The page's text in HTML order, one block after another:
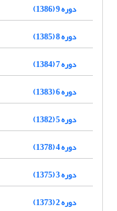
دوره 9 (1386)
دوره 8 (1385)
دوره 7 (1384)
دوره 6 (1383)
دوره 5 (1382)
دوره 4 (1378)
دوره 3 (1375)
دوره 2 (1373)